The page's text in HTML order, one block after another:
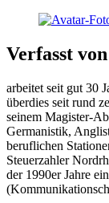
Verfasst von
arbeitet seit gut 30
überdies seit rund
seinem Magister-
Germanistik,
beruflichen
Steuerzahler
der 1990er Jahre